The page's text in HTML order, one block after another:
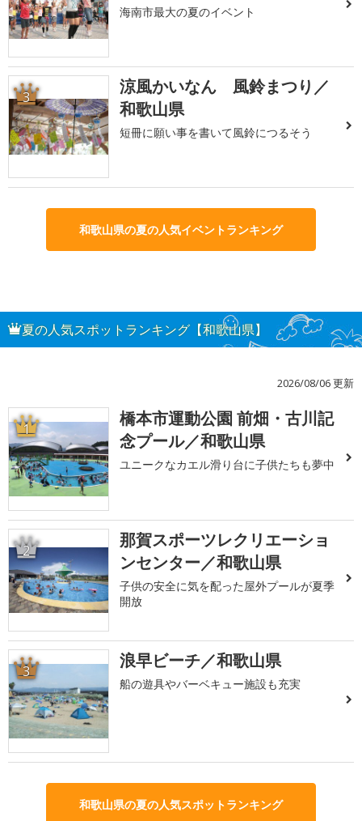
海南市最大の夏のイベント
3
涼風かいなん 風鈴まつり／
和歌山県
短冊に願い事を書いて風鈴につるそう
和歌山県の夏の人気イベントランキング
夏の人気スポットランキング【和歌山県】
2026/08/06 更新
1
橋本市運動公園 前畑・古川記
念プール／和歌山県
ユニークなカエル滑り台に子供たちも夢中
2
那賀スポーツレクリエーショ
ンセンター／和歌山県
子供の安全に気を配った屋外プールが夏季
開放
3 浪早ビーチ／和歌山県
船の遊具やバーベキュー施設も充実
和歌山県の夏の人気スポットランキング